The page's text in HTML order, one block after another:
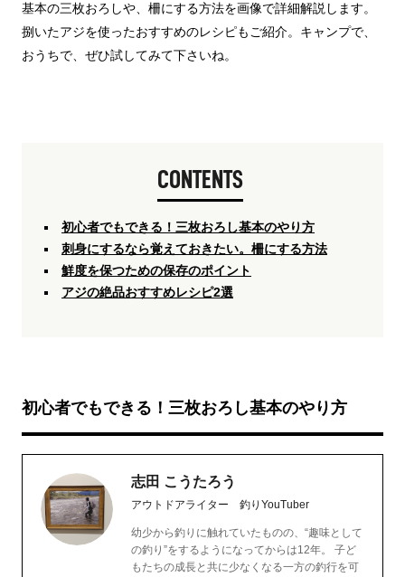
基本の三枚おろしや、柵にする方法を画像で詳細解説します。
捌いたアジを使ったおすすめのレシピもご紹介。キャンプで、
おうちで、ぜひ試してみて下さいね。
CONTENTS
初心者でもできる！三枚おろし基本のやり方
刺身にするなら覚えておきたい。柵にする方法
鮮度を保つための保存のポイント
アジの絶品おすすめレシピ2選
初心者でもできる！三枚おろし基本のやり方
志田 こうたろう
アウトドアライター 釣りYouTuber
幼少から釣りに触れていたものの、“趣味として
の釣り”をするようになってからは12年。 子ど
もたちの成長と共に少なくなる一方の釣行を可